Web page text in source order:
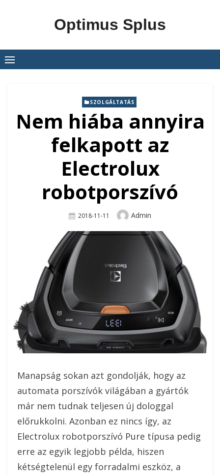
Optimus Splus
SZOLGÁLTATÁS
Nem hiába annyira
felkapott az
Electrolux
robotporszívó
Posted
2018-11-11 Author
Admin
Manapság sokan azt gondolják, hogy az
automata porszívók világában a gyártók
már nem tudnak teljesen új dologgal
előrukkolni. Azonban ez nincs így, az
Electrolux robotporszívó Pure típusa pedig
erre az egyik legjobb példa, hiszen
kétségtelenül egy forradalmi eszköz, a